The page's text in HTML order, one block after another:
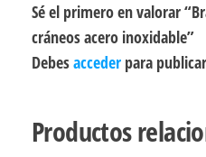
Sé el primero en valorar
cráneos acero inoxidable”
Debesacceder para
Productos